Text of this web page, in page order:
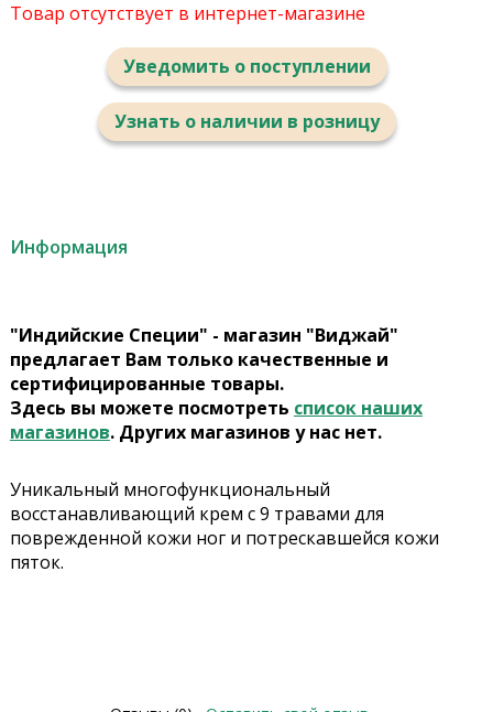
Товар отсутствует в интернет-магазине
Уведомить о поступлении
Узнать о наличии в розницу
Информация
"Индийские Специи" - магазин "Виджай"
предлагает Вам только качественные и
сертифицированные товары.
Здесь вы можете посмотреть список наших
магазинов. Других магазинов у нас нет.
Уникальный многофункциональный
восстанавливающий крем с 9 травами для
поврежденной кожи ног и потрескавшейся кожи
пяток.